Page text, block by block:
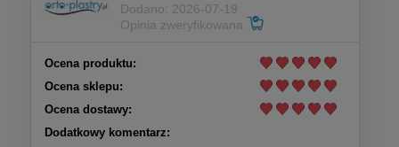
Dodano: 2026-07-19
Opinia zweryfikowana
Ocena produktu:
Ocena sklepu:
Ocena dostawy:
Dodatkowy komentarz: